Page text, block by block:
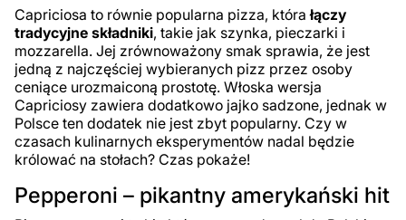
Capriciosa to równie popularna pizza, która łączy
tradycyjne składniki, takie jak szynka, pieczarki i
mozzarella. Jej zrównoważony smak sprawia, że jest
jedną z najczęściej wybieranych pizz przez osoby
ceniące urozmaiconą prostotę. Włoska wersja
Capriciosy zawiera dodatkowo jajko sadzone, jednak w
Polsce ten dodatek nie jest zbyt popularny. Czy w
czasach kulinarnych eksperymentów nadal będzie
królować na stołach? Czas pokaże!
Pepperoni – pikantny amerykański hit